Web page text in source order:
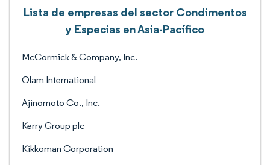
Lista de empresas del sector Condimentos
y Especias en Asia-Pacífico
McCormick & Company, Inc.
Olam International
Ajinomoto Co., Inc.
Kerry Group plc
Kikkoman Corporation